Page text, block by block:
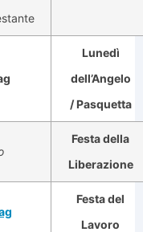
Lunedì
dell’Angelo
/ Pasquetta
Festa della
Liberazione
Festa del
Lavoro